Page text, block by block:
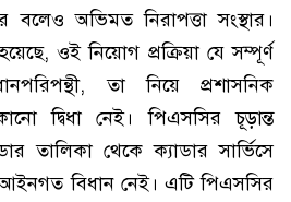
বলেও অভিমত নিরাপত্তা সংস্থার।
ওই নিয়োগ প্রক্রিয়া যে সম্পূর্ণ
তা নিয়ে প্রশাসনিক
দ্বিধা নেই। পিএসসির চূড়ান্ত
তালিকা থেকে ক্যাডার সার্ভিসে
বিধান নেই। এটি পিএসসির